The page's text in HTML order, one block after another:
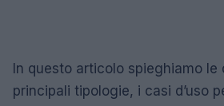
In questo articolo spieghiamo le
principali tipologie, i casi d’uso